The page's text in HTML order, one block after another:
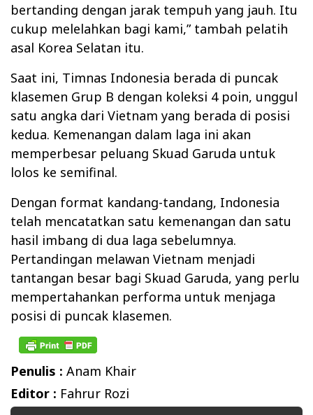
bertanding dengan jarak tempuh yang jauh. Itu
cukup melelahkan bagi kami,” tambah pelatih
asal Korea Selatan itu.
Saat ini, Timnas Indonesia berada di puncak
klasemen Grup B dengan koleksi 4 poin, unggul
satu angka dari Vietnam yang berada di posisi
kedua. Kemenangan dalam laga ini akan
memperbesar peluang Skuad Garuda untuk
lolos ke semifinal.
Dengan format kandang-tandang, Indonesia
telah mencatatkan satu kemenangan dan satu
hasil imbang di dua laga sebelumnya.
Pertandingan melawan Vietnam menjadi
tantangan besar bagi Skuad Garuda, yang perlu
mempertahankan performa untuk menjaga
posisi di puncak klasemen.
Penulis : Anam Khair
Editor : Fahrur Rozi